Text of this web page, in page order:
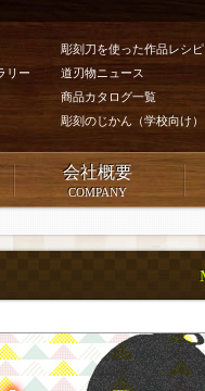
リー
彫刻刀を使った作品レシピ
道刃物ニュース
商品カタログ一覧
彫刻のじかん（学校向け）
会社概要
COMPANY